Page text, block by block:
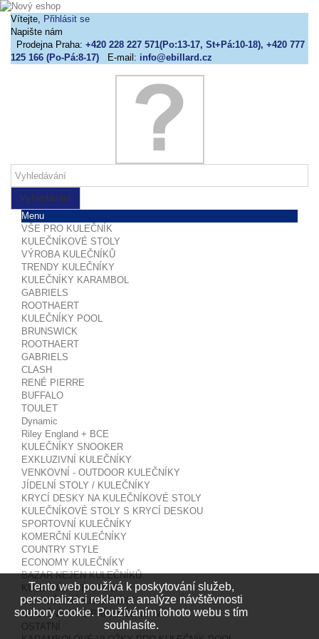
Vítejte, Přihlásit se
Napište nám
Prodejna Praha: +420 228 227 571(Po:13-17, St+Pá:10-18), +420 777
125 166 (Po-Pá:8-17)
E-mail: info@ebillard.cz
Vyhledávání
Menu
VŠE PRO KULEČNÍK
KULEČNÍKOVÉ STOLY
VÝROBA KULEČNÍKŮ
TRENDY KULEČNÍKY
KULEČNÍKY KARAMBOL
GABRIELS
ROOTHAERT
KULEČNÍKY POOL
BRUNSWICK
ROOTHAERT
GABRIELS
CLASH
RENÉ PIERRE
BUFFALO
TOULET
Dynamic
Riley England + BCE
KULEČNÍKY SNOOKER
EXKLUZIVNÍ KULEČNÍKY
VENKOVNÍ - OUTDOOR KULEČNÍKY
JÍDELNÍ STOLY / KULEČNÍKY
KRYCÍ DESKY NA KULEČNÍKOVÉ STOLY
KULEČNÍKOVÉ STOLY S KRYCÍ DESKOU
SPORTOVNÍ KULEČNÍKY
KOMERČNÍ KULEČNÍKY
COUNTRY STYLE
ECONOMY KULEČNÍKY
BAZAR NEJEN KULEČNÍKŮ
KULEČNÍKOVÉ STOLY
STAROŽITNÉ KULEČNÍKY
KULEČNÍKOVÉ PŘÍSLUŠENSTVÍ
OSTATNÍ
Tento web používá k poskytování služeb,
personalizaci reklam a analýze návštěvnosti
soubory cookie. Používáním tohoto webu s tím
souhlasíte.